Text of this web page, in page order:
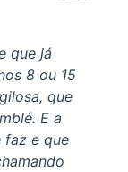
que já
8 ou 15
que
E a
faz e que